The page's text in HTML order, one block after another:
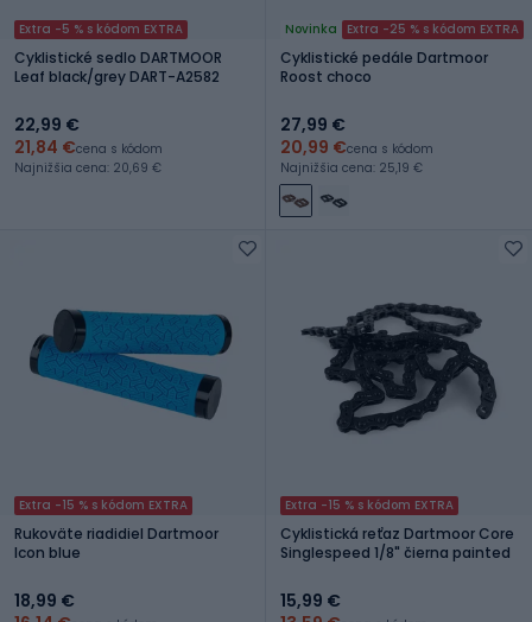
Extra -5 % s kódom EXTRA
Cyklistické sedlo DARTMOOR
Leaf black/grey DART-A2582
22,99 €
21,84 €cena s kódom
Najnižšia cena: 20,69 €
Novinka Extra -25 % s kódom EXTRA
Cyklistické pedále Dartmoor
Roost choco
27,99 €
20,99 €cena s kódom
Najnižšia cena: 25,19 €
Extra -15 % s kódom EXTRA
Rukoväte riadidiel Dartmoor
Icon blue
18,99 €
Extra -15 % s kódom EXTRA
Cyklistická reťaz Dartmoor Core
Singlespeed 1/8" čierna painted
15,99 €